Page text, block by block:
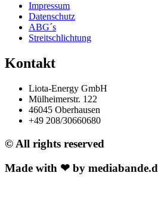
Impressum
Datenschutz
ABG´s
Streitschlichtung
Kontakt
Liota-Energy GmbH
Mülheimerstr. 122
46045 Oberhausen
+49 208/30660680
© All rights reserved
Made with ❤ by